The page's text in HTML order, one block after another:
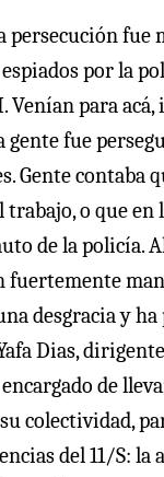
persecución fue
por la
Venían para acá,
fue
Gente contaba
o que en
de la policía.
fuertemente
desgracia y ha
Dias,
de
colectividad,
del 11/S: